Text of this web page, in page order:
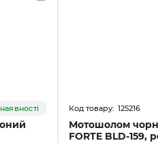
125216
Мотошолом
FORTE BLD-159,